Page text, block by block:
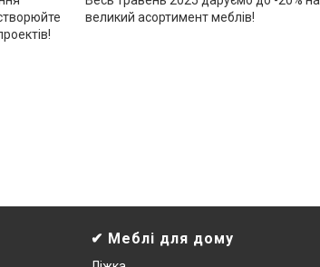
великий асортимент меблів!
✔ Меблі для дому